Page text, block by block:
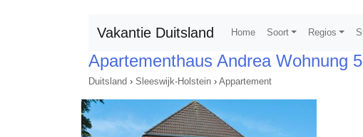
Vakantie Duitsland Home Soort Regios
Apartementhaus Andrea Wohnung
Duitsland › Sleeswijk-Holstein › Appartement